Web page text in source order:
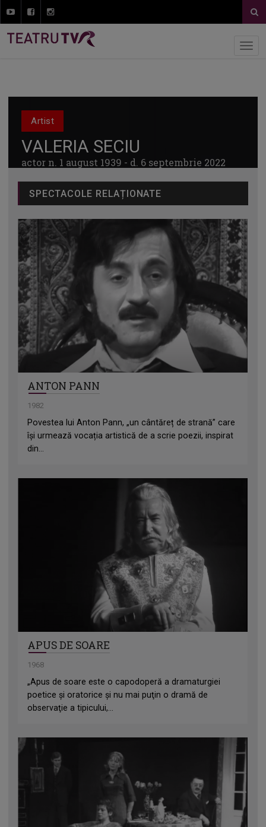
Artist
VALERIA SECIU
actor n. 1 august 1939 - d. 6 septembrie 2022
SPECTACOLE RELAȚIONATE
ANTON PANN
1982
Povestea lui Anton Pann, „un cântăreț de strană” care
își urmează vocația artistică de a scrie poezii, inspirat
din...
APUS DE SOARE
1968
„Apus de soare este o capodoperă a dramaturgiei
poetice şi oratorice şi nu mai puţin o dramă de
observaţie a tipicului,...